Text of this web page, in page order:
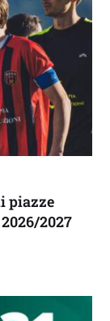
SEGUI LA
piazze
2027